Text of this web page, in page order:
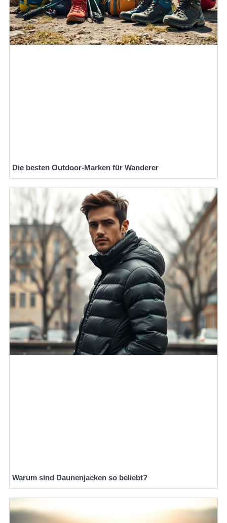
Die besten Outdoor-Marken für Wanderer
Warum sind Daunenjacken so beliebt?